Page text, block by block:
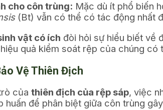
cho côn trùng: Mặc dù ít phổ biến
(Bt) vẫn có thể có tác động nhất
vật có ích đòi hỏi sự hiểu biết về
quả kiểm soát rệp của chúng có
Vệ Thiên Địch
của thiên địch của rệp sáp, việc
huấn để phân biệt giữa côn trùng